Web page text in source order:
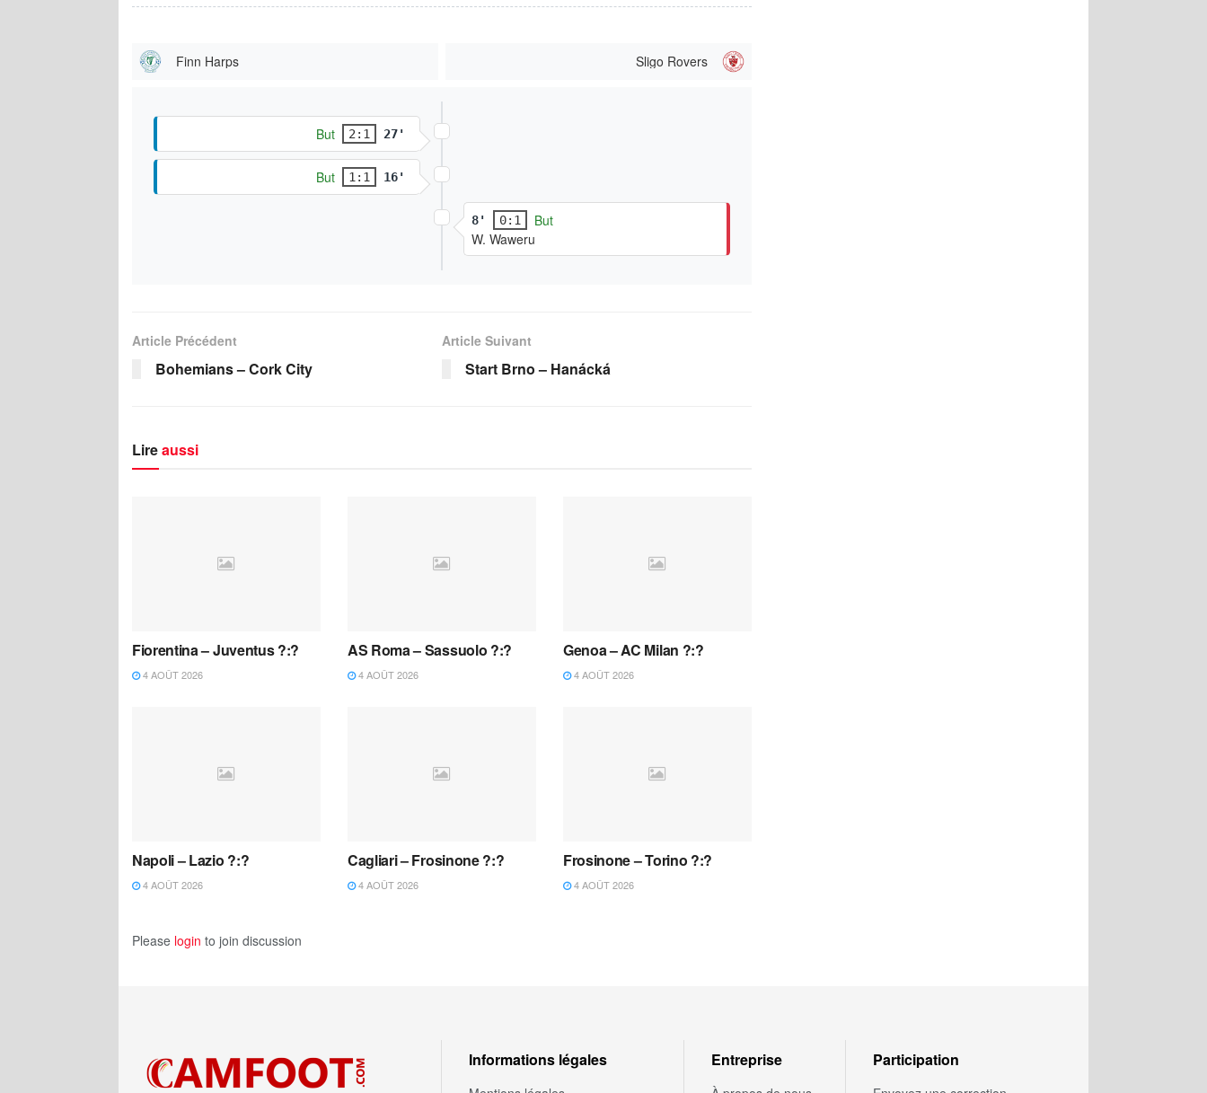
Finn Harps Sligo Rovers
But 2:1 27'
But 1:1 16'
8' 0:1
But
W. Waweru
Article Précédent
Bohemians – Cork City
Article Suivant
Start Brno – Hanácká
Lireaussi
Fiorentina – Juventus ?:?
4 AOÛT 2026
AS Roma – Sassuolo ?:?
4 AOÛT 2026
Genoa – AC Milan ?:?
4 AOÛT 2026
Napoli – Lazio ?:?
4 AOÛT 2026
Cagliari – Frosinone ?:?
4 AOÛT 2026
Frosinone – Torino ?:?
4 AOÛT 2026
Please login to join discussion
Informations légales Entreprise Participation